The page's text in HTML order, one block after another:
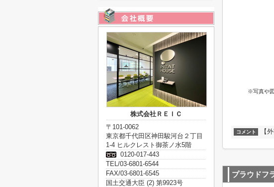
※写真や
コメント 【
プラウドフ
株式会社ＲＥＩＣ
〒101-0062
東京都千代田区神田駿河台２丁目
1-4 ヒルクレスト御茶ノ水5階
0120-017-443
TEL/03-6801-6544
FAX/03-6801-6545
国土交通大臣 (2) 第9923号